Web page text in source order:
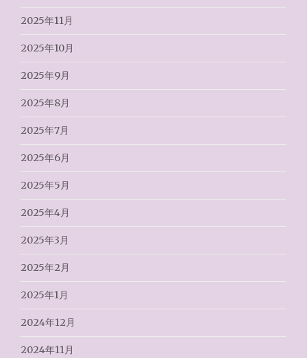
2025年11月
2025年10月
2025年9月
2025年8月
2025年7月
2025年6月
2025年5月
2025年4月
2025年3月
2025年2月
2025年1月
2024年12月
2024年11月